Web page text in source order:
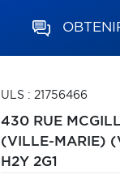
ULS : 21756466
430 RUE
(VILLE-MARIE)
H2Y 2G1